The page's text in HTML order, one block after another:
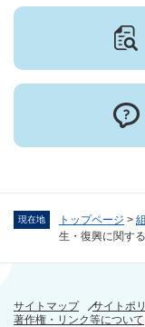
現在地 トップページ >
生・復興に関す
サイトマップ サイトポ
著作権・リンク等について